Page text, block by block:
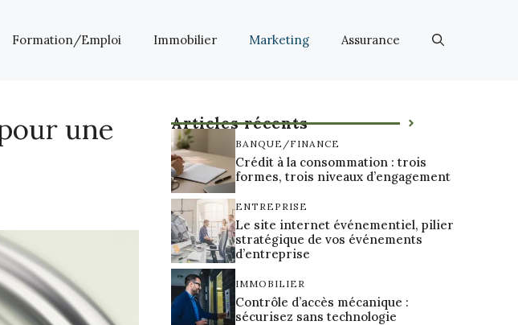
Formation/Emploi Immobilier Marketing Assurance
une
Articles récents
BANQUE/FINANCE
Crédit à la consommation : trois
formes, trois niveaux d’engagement
ENTREPRISE
Le site internet événementiel, pilier
stratégique de vos événements
d’entreprise
IMMOBILIER
Contrôle d’accès mécanique :
sécurisez sans technologie